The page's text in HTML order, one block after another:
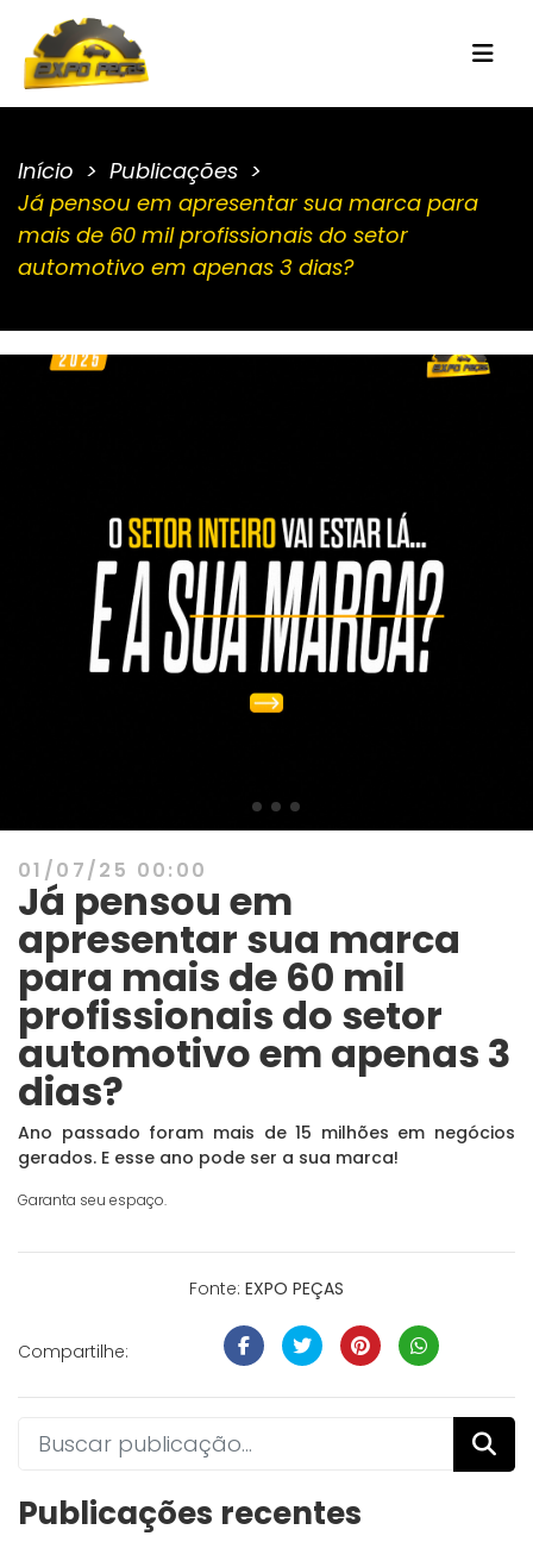
Início
Publicações
Já pensou em apresentar sua marca para
mais de 60 mil profissionais do setor
automotivo em apenas 3 dias?
01/07/25 00:00
Já pensou em
apresentar sua marca
para mais de 60 mil
profissionais do setor
automotivo em apenas 3
dias?
Ano passado foram mais de 15 milhões em negócios
gerados. E esse ano pode ser a sua marca!
Garanta seu espaço.
Fonte: EXPO PEÇAS
Compartilhe:
Publicações recentes